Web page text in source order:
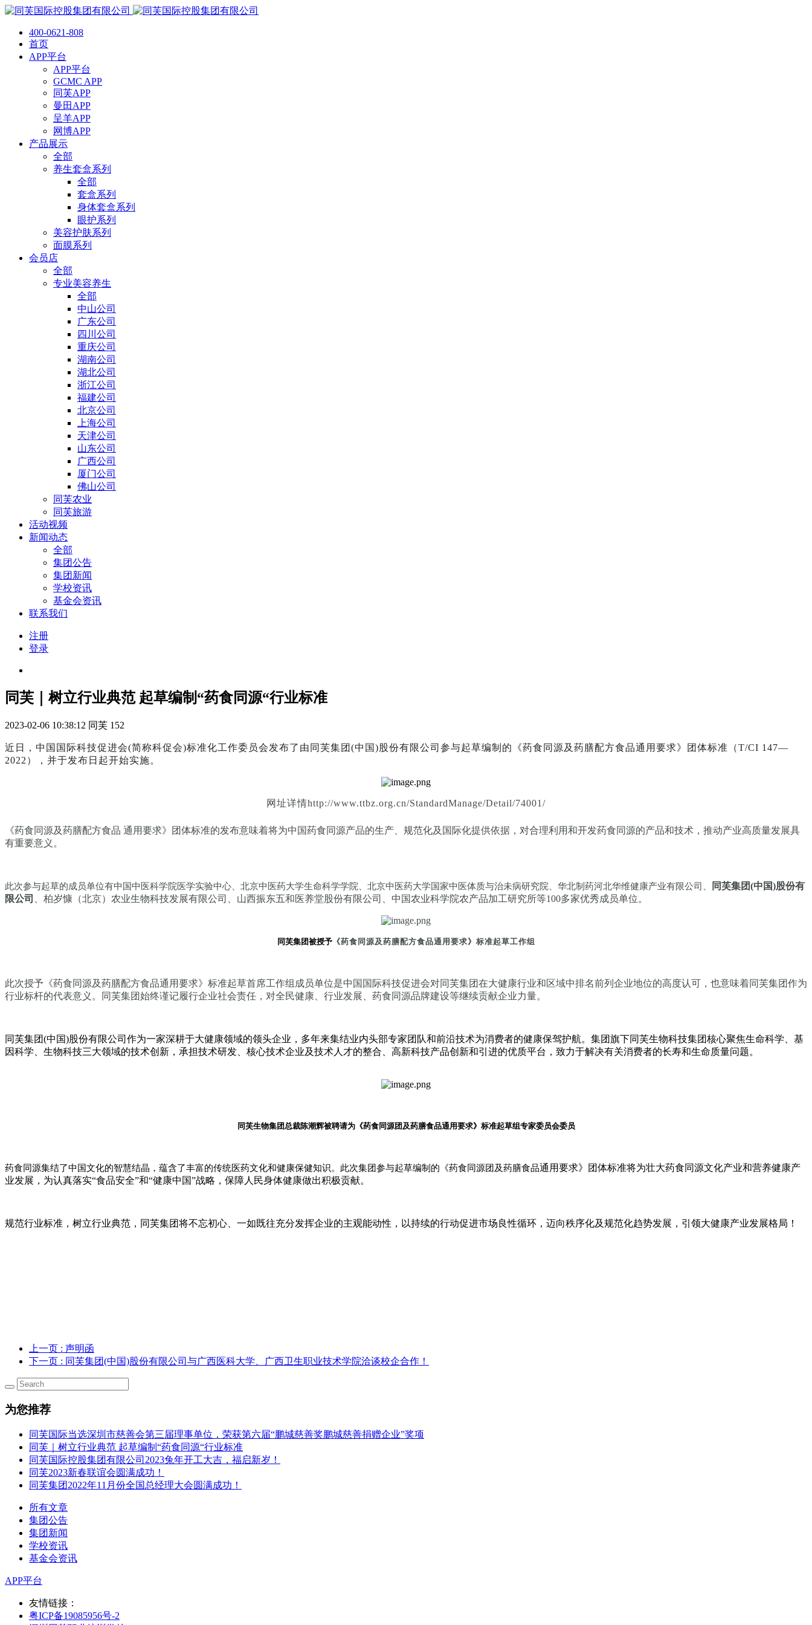
400-0621-808
首页
APP平台
APP平台
GCMC APP
同芙APP
曼田APP
呈羊APP
网博APP
产品展示
全部
养生套盒系列
全部
套盒系列
身体套盒系列
眼护系列
美容护肤系列
面膜系列
会员店
全部
专业美容养生
全部
中山公司
广东公司
四川公司
重庆公司
湖南公司
湖北公司
浙江公司
福建公司
北京公司
上海公司
天津公司
山东公司
广西公司
厦门公司
佛山公司
同芙农业
同芙旅游
活动视频
新闻动态
全部
集团公告
集团新闻
学校资讯
基金会资讯
联系我们
注册
登录
同芙｜树立行业典范 起草编制“药食同源“行业标准
2023-02-06 10:38:12 同芙 152
近日，中国国际科技促进会(简称科促会)标准化工作委员会发布了由同芙集团(中国)股份有限公司参与起草编制的《药食同源及药膳配方食品通用要求》团体标准（T/CI 147—
2022），并于发布日起开始实施。
网址详情http://www.ttbz.org.cn/StandardManage/Detail/74001/
《药食同源及药膳配方食品 通用要求》团体标准的发布意味着将为中国药食同源产品的生产、规范化及国际化提供依据，对合理利用和开发药食同源的产品和技术，推动产业高质量发展具
有重要意义。
此次参与起草的成员单位有中国中医科学院医学实验中心、北京中医药大学生命科学学院、北京中医药大学国家中医体质与治未病研究院、华北制药河北华维健康产业有限公司、
同芙集团(中国)股份有
限公司
、柏岁慷（北京）农业生物科技发展有限公司、山西振东五和医养堂股份有限公司、中国农业科学院农产品加工研究所等100多家优秀成员单位。
同芙集团被授予《药食同源及药膳配方食品通用要求》标准起草工作组
此次授予《药食同源及药膳配方食品通用要求》标准起草首席工作组成员单位是中国国际科技促进会对同芙集团在大健康行业和区域中排名前列企业地位的高度认可，也意味着同芙集团作为
行业标杆的代表意义。同芙集团始终谨记履行企业社会责任，对全民健康、行业发展、药食同源品牌建设等继续贡献企业力量。
同芙集团(中国)股份有限公司作为一家深耕于大健康领域的领头企业，多年来集结业内头部专家团队和前沿技术为消费者的健康保驾护航。集团旗下同芙生物科技集团核心聚焦生命科学、基
因科学、生物科技三大领域的技术创新，承担技术研发、核心技术企业及技术人才的整合、高新科技产品创新和引进的优质平台，致力于解决有关消费者的长寿和生命质量问题。
同芙生物集团总裁陈潮辉被聘请为《药食同源团及药膳食品通用要求》标准起草组专家委员会委员
药食同源集结了中国文化的智慧结晶，蕴含了丰富的传统医药文化和健康保健知识。此次集团参与起草编制的《药食同源团及药膳食品通用要求》团体标准将为壮大药食同源文化产业和营养健康产
业发展，为认真落实“食品安全”和“健康中国”战略，保障人民身体健康做出积极贡献。
规范行业标准，树立行业典范，同芙集团将不忘初心、一如既往充分发挥企业的主观能动性，以持续的行动促进市场良性循环，迈向秩序化及规范化趋势发展，引领大健康产业发展格局！
上一页 : 声明函
下一页 : 同芙集团(中国)股份有限公司与广西医科大学、广西卫生职业技术学院洽谈校企合作！
为您推荐
同芙国际当选深圳市慈善会第三届理事单位，荣获第六届“鹏城慈善奖鹏城慈善捐赠企业”奖项
同芙｜树立行业典范 起草编制“药食同源“行业标准
同芙国际控股集团有限公司2023兔年开工大吉，福启新岁！
同芙2023新春联谊会圆满成功！
同芙集团2022年11月份全国总经理大会圆满成功！
所有文章
集团公告
集团新闻
学校资讯
基金会资讯
APP平台
友情链接：
粤ICP备19085956号-2